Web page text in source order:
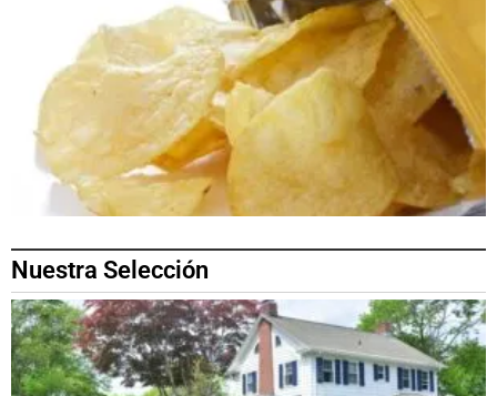
Nuestra Selección